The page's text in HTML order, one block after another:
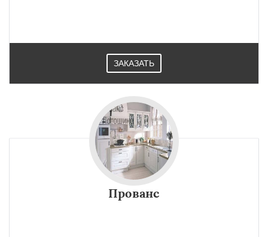
ЗАКАЗАТЬ
Прованс